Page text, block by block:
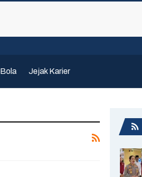
Bola Jejak Karier